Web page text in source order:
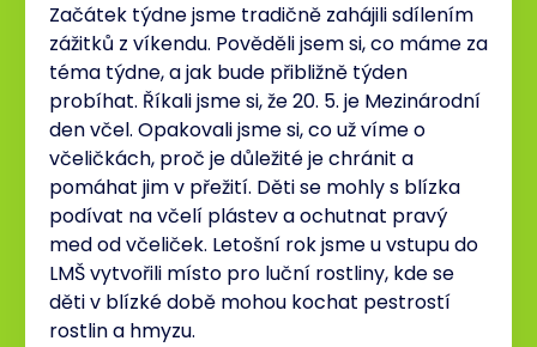
Začátek týdne jsme tradičně zahájili sdílením
zážitků z víkendu. Pověděli jsem si, co máme za
téma týdne, a jak bude přibližně týden
probíhat. Říkali jsme si, že 20. 5. je Mezinárodní
den včel. Opakovali jsme si, co už víme o
včeličkách, proč je důležité je chránit a
pomáhat jim v přežití. Děti se mohly s blízka
podívat na včelí plástev a ochutnat pravý
med od včeliček. Letošní rok jsme u vstupu do
LMŠ vytvořili místo pro luční rostliny, kde se
děti v blízké době mohou kochat pestrostí
rostlin a hmyzu.